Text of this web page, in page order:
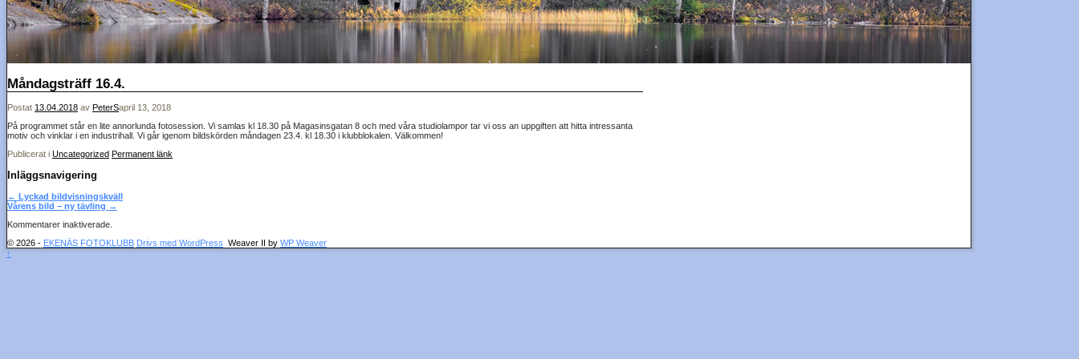
Måndagsträff 16.4.
Postat 13.04.2018 av PeterSapril 13, 2018
På programmet står en lite annorlunda fotosession. Vi samlas kl 18.30 på Magasinsgatan 8 och med våra studiolampor tar vi oss an uppgiften att hitta intressanta
motiv och vinklar i en industrihall. Vi går igenom bildskörden måndagen 23.4. kl 18.30 i klubblokalen. Välkommen!
Publicerat i Uncategorized Permanent länk
Inläggsnavigering
← Lyckad bildvisningskväll
Vårens bild – ny tävling →
Kommentarer inaktiverade.
© 2026 - EKENÄS FOTOKLUBB Drivs med WordPress Weaver II by WP Weaver
↑